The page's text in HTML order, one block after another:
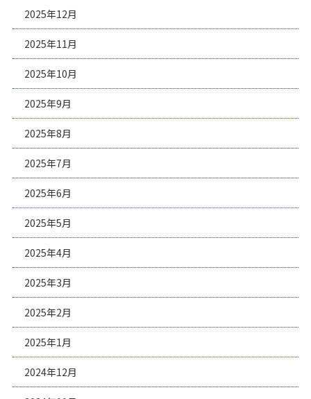
2025年12月
2025年11月
2025年10月
2025年9月
2025年8月
2025年7月
2025年6月
2025年5月
2025年4月
2025年3月
2025年2月
2025年1月
2024年12月